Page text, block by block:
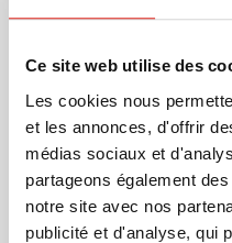
Ce site web utilise des
Les cookies nous
et les annonces, d'offrir
médias sociaux et
partageons également
notre site avec nos
publicité et d'analyse, qui
clignotant) et bouton
Plus
Numéro d'article
Poids
Marque
Matière